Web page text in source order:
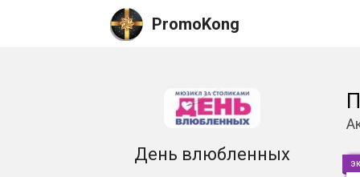
PromoKong
День влюбленных